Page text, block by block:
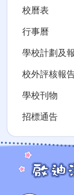
校曆表
行事曆
學校計劃及
校外評核報
學校刊物
招標通告